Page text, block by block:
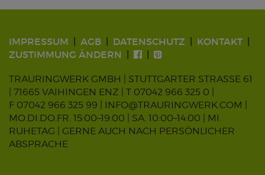
IMPRESSUM AGB DATENSCHUTZ
KONTAKT
ZUSTIMMUNG ÄNDERN
TRAURINGWERK GMBH | STUTTGARTER STRASSE 61
| 71665 VAIHINGEN ENZ |
T 07042 966 325 0
F 07042 966 325 99 | INFO@TRAURINGWERK.COM
MO.DI.DO.FR. 15:00–19:00 | SA. 10:00–14:00 | MI.
RUHETAG | GERNE AUCH NACH PERSÖNLICHER
ABSPRACHE